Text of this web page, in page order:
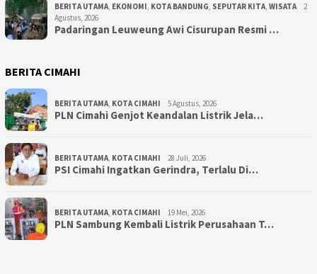
BERITA UTAMA, EKONOMI, KOTA BANDUNG, SEPUTAR KITA, WISATA
2
Agustus, 2026
Padaringan Leuweung Awi Cisurupan Resmi …
BERITA CIMAHI
BERITA UTAMA, KOTA CIMAHI 5 Agustus, 2026
PLN Cimahi Genjot Keandalan Listrik Jela…
BERITA UTAMA, KOTA CIMAHI 28 Juli, 2026
PSI Cimahi Ingatkan Gerindra, Terlalu Di…
BERITA UTAMA, KOTA CIMAHI 19 Mei, 2026
PLN Sambung Kembali Listrik Perusahaan T…